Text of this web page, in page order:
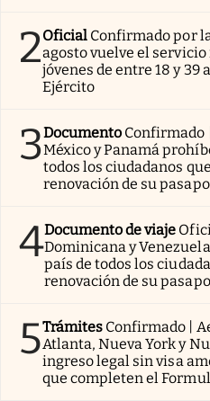
2Oficial Confirmado por
agosto vuelve el
jóvenes de entre 18 y 39
Ejército
3Documento Confirmado
México y Panamá
todos los ciudadanos
renovación de su
4Documento de viaje
Dominicana y
país de todos los
renovación de su
5Trámites Confirmado |
Atlanta, Nueva York y
ingreso legal sin visa
que completen el